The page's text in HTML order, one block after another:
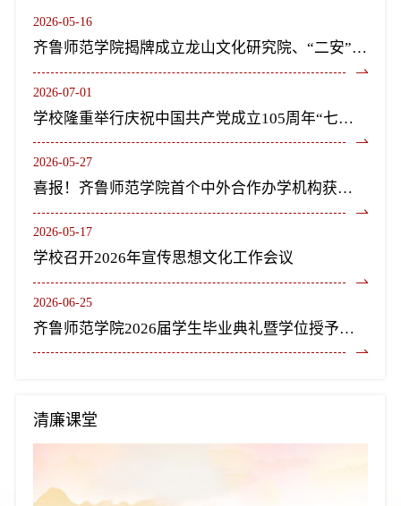
2026-05-16
齐鲁师范学院揭牌成立龙山文化研究院、“二安”文化研究院
2026-07-01
学校隆重举行庆祝中国共产党成立105周年“七一”表彰大会暨《长歌尽美》艺术党课
2026-05-27
喜报！齐鲁师范学院首个中外合作办学机构获教育部正式批复设立
2026-05-17
学校召开2026年宣传思想文化工作会议
2026-06-25
齐鲁师范学院2026届学生毕业典礼暨学位授予仪式隆重举行
清廉课堂